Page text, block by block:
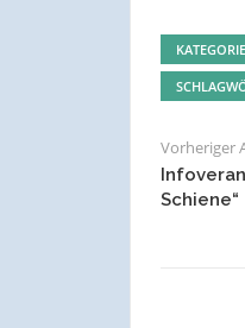
Vorheriger
Schiene“